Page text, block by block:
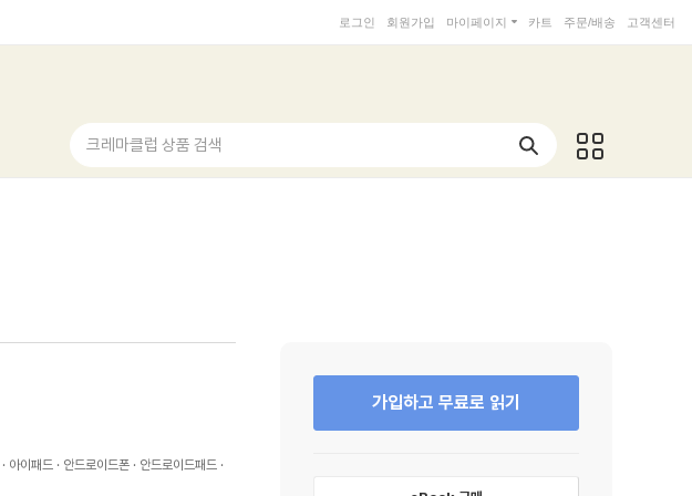
로그인 회원가입 마이페이지 카트 주문/배송 고객센터
크레마클럽 상품 검색
아이패드 안드로이드폰
안드로이드패드
가입하고 무료로 읽기